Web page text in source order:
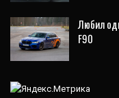
Любил
F90